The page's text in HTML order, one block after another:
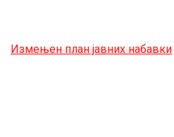
Измењен план јавних набавки